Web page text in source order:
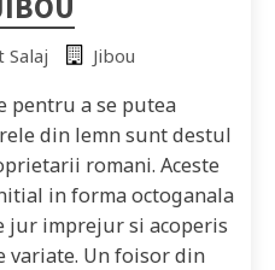
Salaj Jibou
pentru a se putea
din lemn sunt destul
romani. Aceste
in forma octoganala
jur imprejur si acoperis
variate. Un foisor din